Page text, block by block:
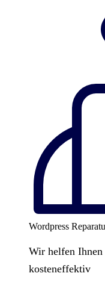
Wordpress
Wir helfen
kosteneffektiv